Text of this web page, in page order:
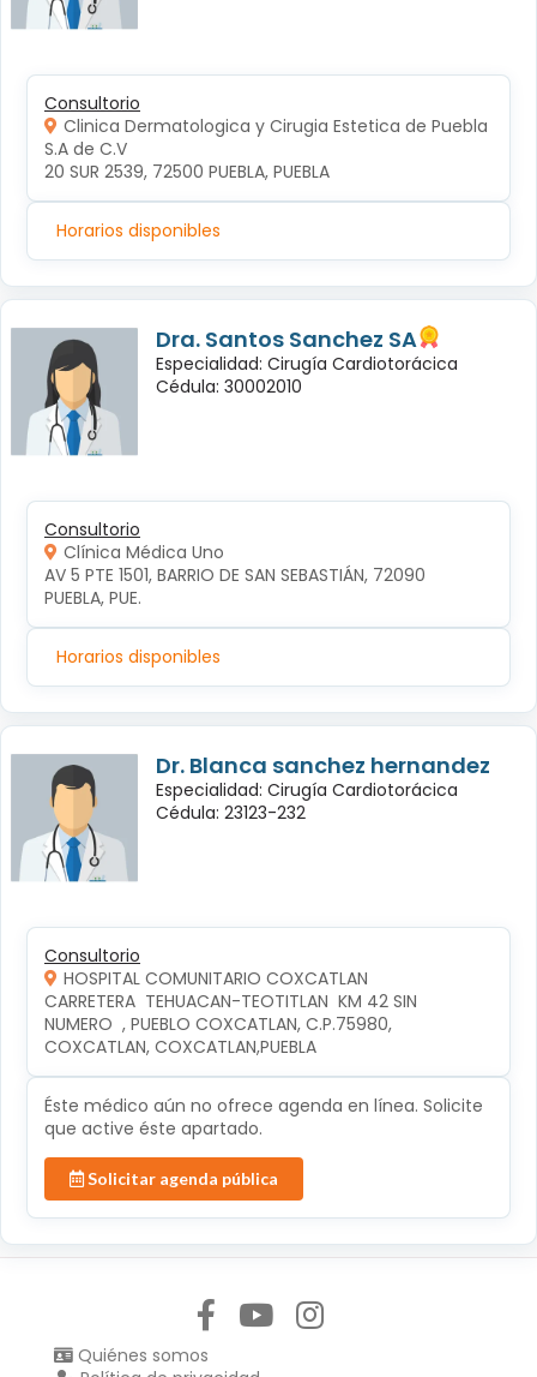
Consultorio
Clinica Dermatologica y Cirugia Estetica de Puebla
S.A de C.V
20 SUR 2539, 72500 PUEBLA, PUEBLA
Horarios disponibles
Dra. Santos Sanchez SA
Especialidad: Cirugía Cardiotorácica
Cédula: 30002010
Consultorio
Clínica Médica Uno
AV 5 PTE 1501, BARRIO DE SAN SEBASTIÁN, 72090
PUEBLA, PUE.
Horarios disponibles
Dr. Blanca sanchez hernandez
Especialidad: Cirugía Cardiotorácica
Cédula: 23123-232
Consultorio
HOSPITAL COMUNITARIO COXCATLAN
CARRETERA  TEHUACAN-TEOTITLAN  KM 42 SIN
NUMERO  , PUEBLO COXCATLAN, C.P.75980,
COXCATLAN, COXCATLAN,PUEBLA
Éste médico aún no ofrece agenda en línea. Solicite
que active éste apartado.
Solicitar agenda pública
Quiénes somos